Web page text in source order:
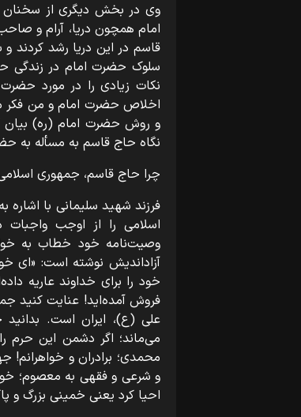
وی در بخش دیگری از سخنان
امام همچون دریا، آرام و
قاسم در این دریا رشد
سلوک حضرت امام در زندگی
نکات زیادی را در مورد
اخلاص حضرت امام و من فکر
و روش حضرت امام (ره) بیان
نگاه حاج قاسم به مسأله به
چرا حاج قاسم، جمهوری
فرزند شهید سلیمانی با
اسلامی را از اوجب
وصیت‌نامه خود خطاب به
آزاداندیش نوشته است: «ای
خود را برای خداوند عاریه
فروش آمده‌اید! عنایت کنید
علی (ع)، ایران است.
می‌ماند؛ اگر دشمن این حرم
محمدی؛ برادران و
و شرعی و فقهی به معصوم؛
احیا کرد یعنی خمینی بزرگ و